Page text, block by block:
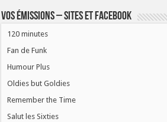
Vos émissions – Sites et Facebook
120 minutes
Fan de Funk
Humour Plus
Oldies but Goldies
Remember the Time
Salut les Sixties